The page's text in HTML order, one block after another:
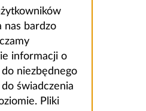
nas bardzo
informacji o
niezbędnego
świadczenia
Pliki